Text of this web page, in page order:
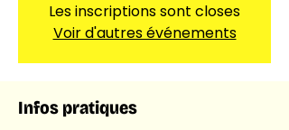
Les inscriptions sont closes
Voir d'autres événements
Infos pratiques